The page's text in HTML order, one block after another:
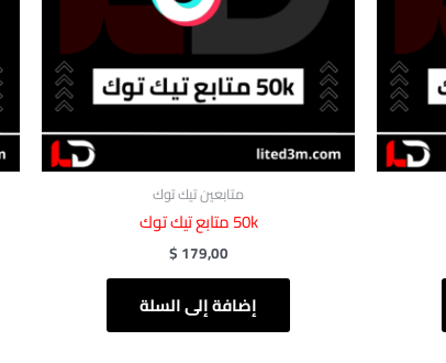
متابعين تيك توك
50k متابع تيك توك
$179,00
إضافة إلى السلة